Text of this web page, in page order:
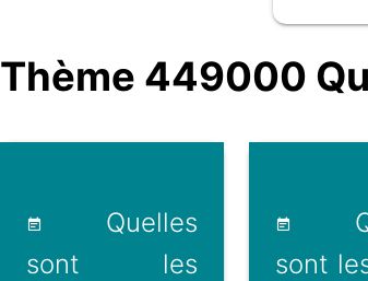
Thème 449000
Quelles
sont les
sont